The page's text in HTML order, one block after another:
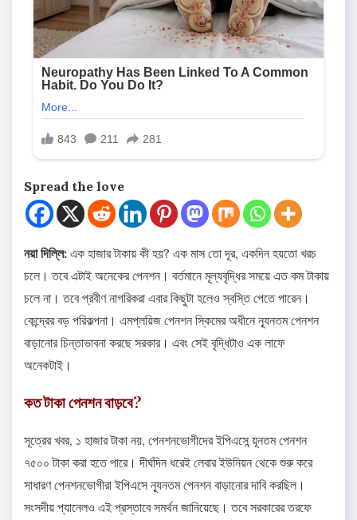
Spread the love
নয়া দিল্লি: এক হাজার টাকায় কী হয়? এক মাস তো দূর, একদিন হয়তো খরচ
চলে। তবে এটাই অনেকের পেনশন। বর্তমানে মূল্যবৃদ্ধির সময়ে এত কম টাকায়
চলে না। তবে প্রবীণ নাগরিকরা এবার কিছুটা হলেও স্বস্তি পেতে পারেন।
কেন্দ্রের বড় পরিকল্পনা। এমপ্লয়িজ পেনশন স্কিমের অধীনে ন্যূনতম পেনশন
বাড়ানোর চিন্তাভাবনা করছে সরকার। এবং সেই বৃদ্ধিটাও এক লাফে
অনেকটাই।
কত টাকা পেনশন বাড়বে?
সূত্রের খবর, ১ হাজার টাকা নয়, পেনশনভোগীদের ইপিএসে ন্য়ূনতম পেনশন
৭৫০০ টাকা করা হতে পারে। দীর্ঘদিন ধরেই লেবার ইউনিয়ন থেকে শুরু করে
সাধারণ পেনশনভোগীরা ইপিএসে ন্যূনতম পেনশন বাড়ানোর দাবি করছিল।
সংসদীয় প্যানেলও এই প্রস্তাবে সমর্থন জানিয়েছে। তবে সরকারের তরফে